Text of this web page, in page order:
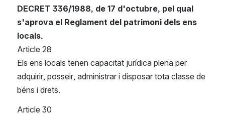
DECRET 336/1988, de 17 d'octubre, pel qual
s'aprova el Reglament del patrimoni dels ens
locals.
Article 28
Els ens locals tenen capacitat jurídica plena per
adquirir, posseir, administrar i disposar tota classe de
béns i drets.
Article 30